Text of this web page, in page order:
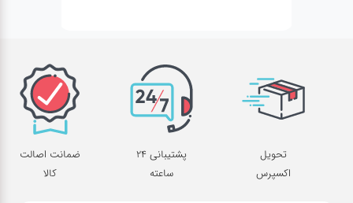
تحویل
اکسپرس
پشتیبانی 24
ساعته
ضمانت اصالت
کالا